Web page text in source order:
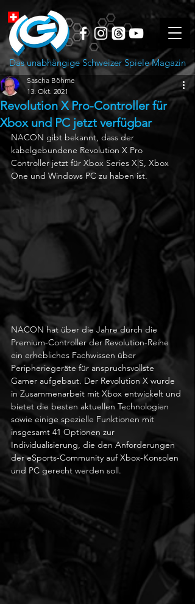
Das unabhängige Schweizer Spiele Magazin
Revolution X Pro-Controller für
Xbox und PC jetzt verfügbar
Sascha Böhme
13. Okt. 2021
NACON gibt bekannt, dass der
kabelgebundene Revolution X Pro
Controller jetzt für Xbox Series X|S, Xbox
One und Windows PC zu haben ist.
NACON hat über die Jahre durch die
Premium-Controller der Revolution-Reihe
ein erhebliches Fachwissen über
Peripheriegeräte für anspruchsvollste
Gamer aufgebaut. Der Revolution X wurde
in Zusammenarbeit mit Xbox entwickelt und
bietet die besten aktuellen Technologien
sowie einige spezielle Funktionen mit
insgesamt 41 Optionen zur
Individualisierung, die den Anforderungen
der eSports-Community auf Xbox-Konsolen
und PC gerecht werden soll.